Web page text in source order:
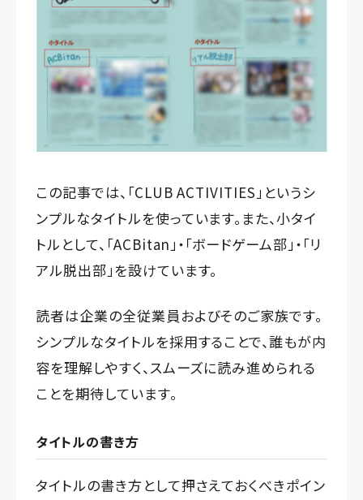
この記事では、「CLUB ACTIVITIES」というシ
ンプルなタイトルを使っています。また、小タイ
トルとして、「ACBitan」・「ボードゲーム部」・「リ
アル脱出部」を設けています。
読者は企業の全従業員およびそのご家族です。
シンプルなタイトルを採用することで、誰もが内
容を理解しやすく、スムーズに読み進められる
ことを期待しています。
タイトルの書き方
タイトルの書き方として押さえておくべきポイン